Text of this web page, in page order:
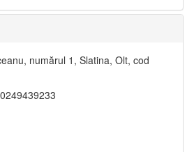
numărul 1, Slatina, Olt, cod